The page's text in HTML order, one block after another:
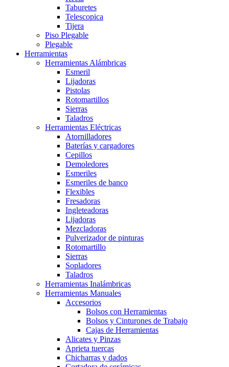
Taburetes
Telescopica
Tijera
Piso Plegable
Plegable
Herramientas
Herramientas Alámbricas
Esmeril
Lijadoras
Pistolas
Rotomartillos
Sierras
Taladros
Herramientas Eléctricas
Atornilladores
Baterías y cargadores
Cepillos
Demoledores
Esmeriles
Esmeriles de banco
Flexibles
Fresadoras
Ingleteadoras
Lijadoras
Mezcladoras
Pulverizador de pinturas
Rotomartillo
Sierras
Sopladores
Taladros
Herramientas Inalámbricas
Herramientas Manuales
Accesorios
Bolsos con Herramientas
Bolsos y Cinturones de Trabajo
Cajas de Herramientas
Alicates y Pinzas
Aprieta tuercas
Chicharras y dados